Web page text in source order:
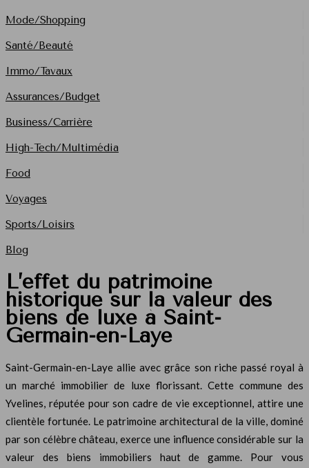
Mode/Shopping
Santé/Beauté
Immo/Tavaux
Assurances/Budget
Business/Carrière
High-Tech/Multimédia
Food
Voyages
Sports/Loisirs
Blog
L’effet du patrimoine
historique sur la valeur des
biens de luxe à Saint-
Germain-en-Laye
Saint-Germain-en-Laye allie avec grâce son riche passé royal à
un marché immobilier de luxe florissant. Cette commune des
Yvelines, réputée pour son cadre de vie exceptionnel, attire une
clientèle fortunée. Le patrimoine architectural de la ville, dominé
par son célèbre château, exerce une influence considérable sur la
valeur des biens immobiliers haut de gamme. Pour vous